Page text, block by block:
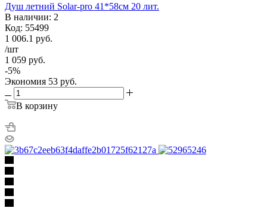
Душ летний Solar-pro 41*58см 20 лит.
В наличии: 2
Код: 55499
1 006.1 руб.
/шт
1 059 руб.
-5%
Экономия 53 руб.
В корзину